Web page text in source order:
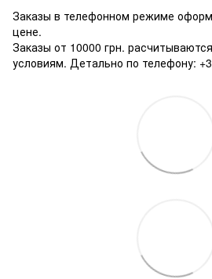
Заказы в телефонном режиме
цене.
Заказы от 10000 грн.
условиям. Детально по телефону: